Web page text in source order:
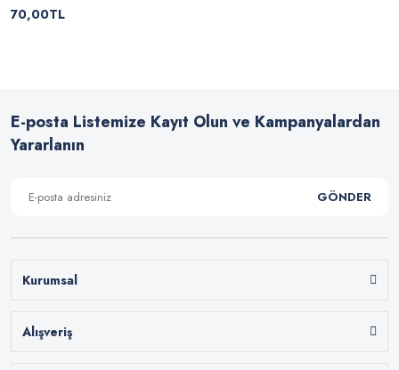
70,00TL
E-posta Listemize Kayıt Olun ve Kampanyalardan
Yararlanın
GÖNDER
Kurumsal
Alışveriş